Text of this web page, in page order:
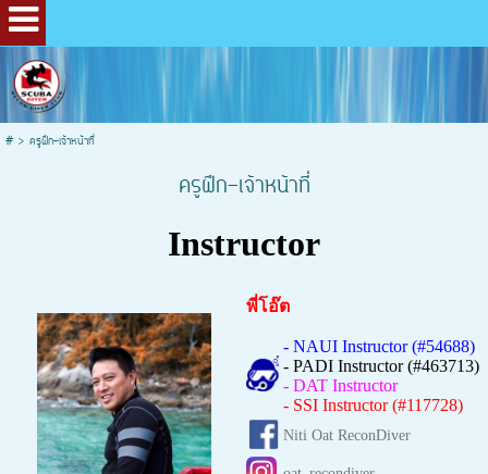
#> ครูฝึก-เจ้าหน้าที่
ครูฝึก-เจ้าหน้าที่
Instructor
พี่โอ๊ต
- NAUI Instructor (#54688)
- PADI Instructor (#463713)
- DAT Instructor
- SSI Instructor (#117728)
Niti Oat ReconDiver